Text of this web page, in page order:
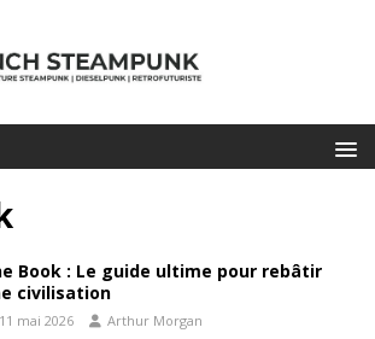
Book : Le guide ultime pour rebâtir
civilisation
11 mai 2026 Arthur Morgan